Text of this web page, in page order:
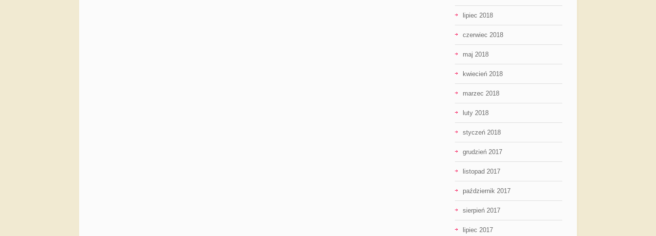
lipiec 2018
czerwiec 2018
maj 2018
kwiecień 2018
marzec 2018
luty 2018
styczeń 2018
grudzień 2017
listopad 2017
październik 2017
sierpień 2017
lipiec 2017